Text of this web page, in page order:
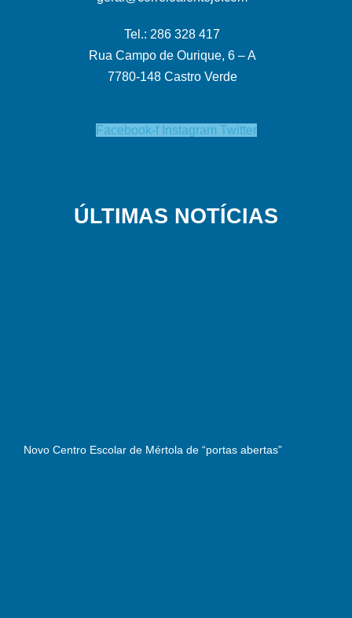
Tel.: 286 328 417
Rua Campo de Ourique, 6 – A
7780-148 Castro Verde
Facebook-f Instagram Twitter
ÚLTIMAS NOTÍCIAS
Novo Centro Escolar de Mértola de “portas abertas”